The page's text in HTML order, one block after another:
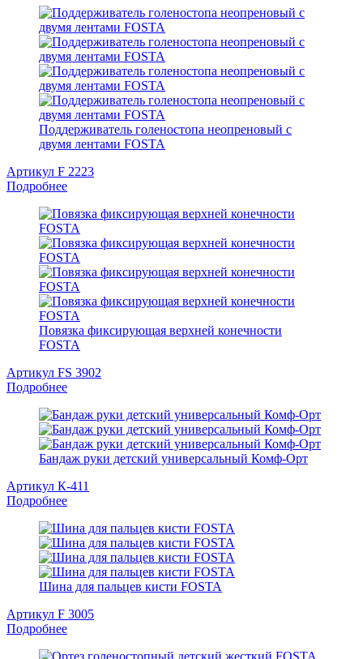
Поддерживатель голеностопа неопреновый с
двумя лентами FOSTA
Артикул F 2223
Подробнее
Повязка фиксирующая верхней конечности
FOSTA
Артикул FS 3902
Подробнее
Бандаж руки детский универсальный Комф-Орт
Артикул К-411
Подробнее
Шина для пальцев кисти FOSTA
Артикул F 3005
Подробнее